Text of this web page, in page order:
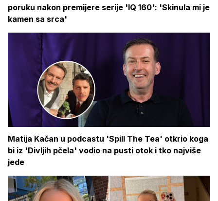
poruku nakon premijere serije 'IQ 160': 'Skinula mi je
kamen sa srca'
Matija Kačan u podcastu 'Spill The Tea' otkrio koga
bi iz 'Divljih pčela' vodio na pusti otok i tko najviše
jede